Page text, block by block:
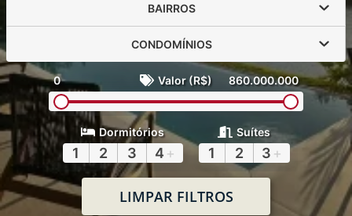
BAIRROS
CONDOMÍNIOS
0 Valor (R$) 860.000.000
Dormitórios
1 2 3 4 +
Suítes
1 2 3 +
LIMPAR FILTROS